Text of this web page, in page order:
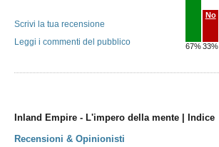
67%
No
33%
Scrivi la tua recensione
Leggi i commenti del pubblico
Inland Empire - L'impero della mente | Indice
Recensioni & Opinionisti